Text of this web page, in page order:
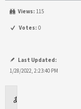
Views: 115
Votes: 0
Last Updated:
1/28/2022, 2:23:40 PM